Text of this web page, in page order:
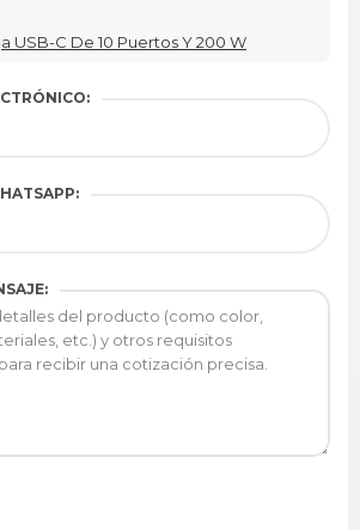
USB-C De 10 Puertos Y 200 W